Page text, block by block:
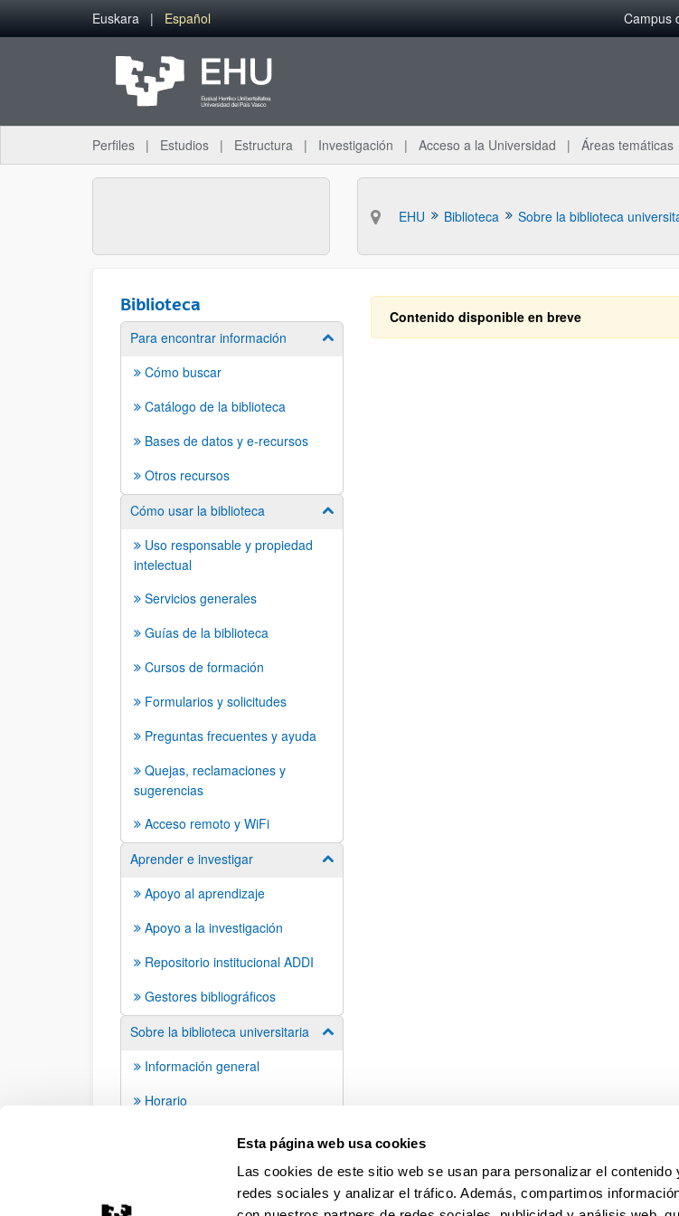
Esta página web usa cookies
Las cookies de este sitio web se usan para personalizar el
redes sociales y analizar el tráfico. Además, compartimos
Saltar al contenido principal
Euskara Español Campus
Perfiles Estudios Estructura Investigación Acceso a la Universidad Áreas temáticas
EHU Biblioteca Sobre la biblioteca
Biblioteca
Para encontrar información Mostrar/ocultar subpáginas
Cómo buscar
Catálogo de la biblioteca
Bases de datos y e-recursos
Otros recursos
Cómo usar la biblioteca
Mostrar/ocultar subpáginas
Uso responsable y propiedad
intelectual
Servicios generales
Guías de la biblioteca
Cursos de formación
Formularios y solicitudes
Preguntas frecuentes y ayuda
Quejas, reclamaciones y
sugerencias
Acceso remoto y WiFi
Aprender e investigar
Mostrar/ocultar subpáginas
Apoyo al aprendizaje
Apoyo a la investigación
Repositorio institucional ADDI
Gestores bibliográficos
Sobre la biblioteca universitaria
Mostrar/ocultar subpáginas
Información general
Horario
Contenido disponible en breve